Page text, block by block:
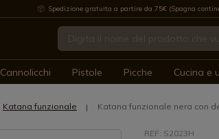
Spedizione gratuita a partire da 75€ (Spagna
Cannolicchi Pistole Picche Cucina e
Katana funzionale Katana funzionale nera con
REF: S2023H